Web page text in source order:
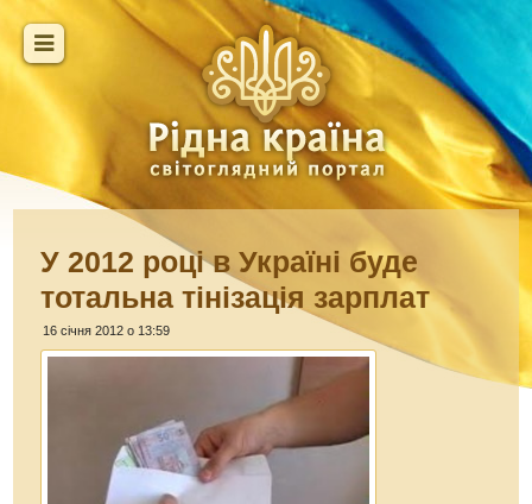
У 2012 році в Україні буде
тотальна тінізація зарплат
16 січня 2012 о 13:59